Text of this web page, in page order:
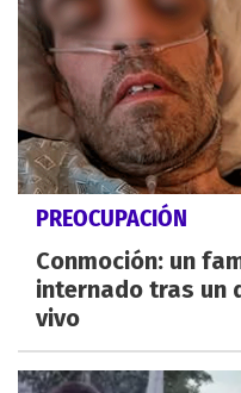
PREOCUPACIÓN
Conmoción: un
internado tras un
vivo